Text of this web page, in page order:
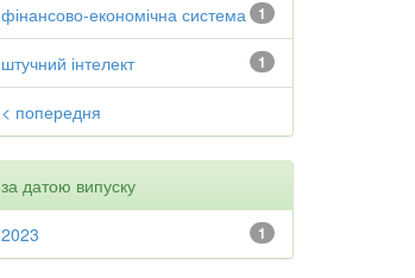
1
фінансово-економічна система
1
штучний інтелект
< попередня
за датою випуску
1
2023